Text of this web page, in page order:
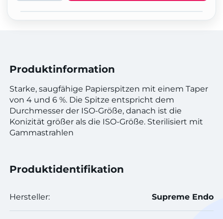
Produktinformation
Starke, saugfähige Papierspitzen mit einem Taper
von 4 und 6 %. Die Spitze entspricht dem
Durchmesser der ISO-Größe, danach ist die
Konizität größer als die ISO-Größe. Sterilisiert mit
Gammastrahlen
Produktidentifikation
Hersteller: Supreme Endo